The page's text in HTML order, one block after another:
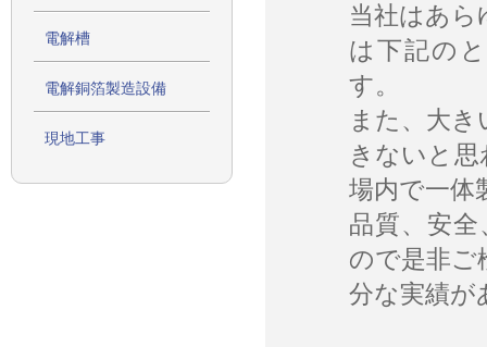
電解槽
電解銅箔製造設備
現地工事
当社はあら
は下記の
す。
また、大
きないと
場内で一体
品質、安
ので是非ご
分な実績が